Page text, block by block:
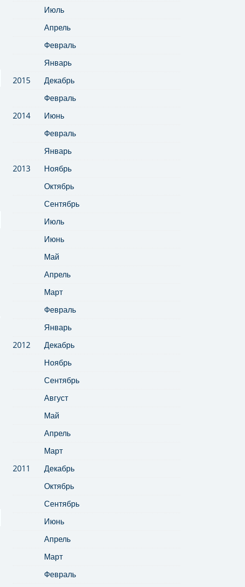
Июль
Апрель
Февраль
Январь
2015
Декабрь
Февраль
2014
Июнь
Февраль
Январь
2013
Ноябрь
Октябрь
Сентябрь
Июль
Июнь
Май
Апрель
Март
Февраль
Январь
2012
Декабрь
Ноябрь
Сентябрь
Август
Май
Апрель
Март
2011
Декабрь
Октябрь
Сентябрь
Июнь
Апрель
Март
Февраль